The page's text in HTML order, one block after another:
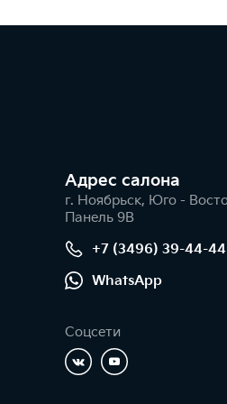
Адрес салонa
г. Ноябрьск, Юго -
Панель 9В
+7 (3496) 39-44-44
WhatsApp
Соцсети